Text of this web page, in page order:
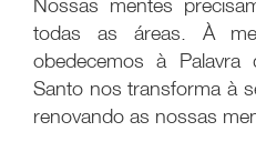
Nossas mentes
todas as áreas. À
obedecemos à
Santo nos transforma à
renovando as nossas